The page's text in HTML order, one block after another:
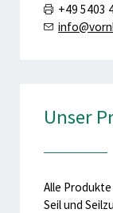
+49 5403
Unser
Alle
Seil und